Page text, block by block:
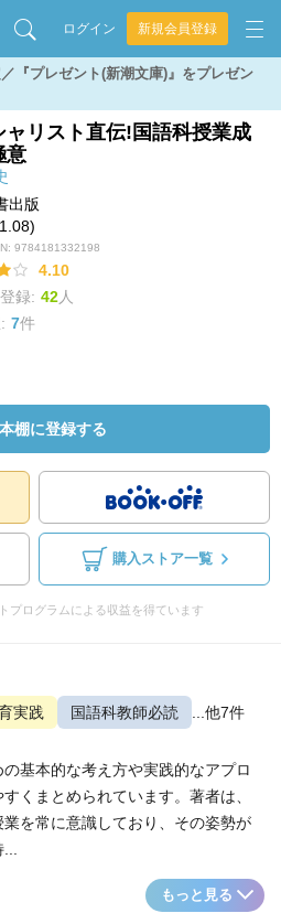
ログイン 新規会員登録
『プレゼント(新潮文庫)』をプレゼン
ャリスト直伝!国語科授業成
意
出版
9784181332198
4.10
録: 42人
7件
本棚に登録する
購入ストア一覧
プログラムによる収益を得ています
実践 国語科教師必読 ...他7件
基本的な考え方や実践的なアプロ
くまとめられています。著者は、
を常に意識しており、その姿勢が
もっと見る